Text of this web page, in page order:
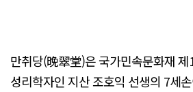
만취당(晩翠堂)은 국가민속문화재
성리학자인 지산 조호익 선생의 7세